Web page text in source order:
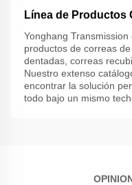
Línea de Productos
Yonghang
productos de correas
dentadas, correas
Nuestro extenso
encontrar la solución
todo bajo un mismo